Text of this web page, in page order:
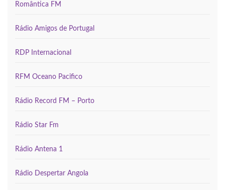
Romântica FM
Rádio Amigos de Portugal
RDP Internacional
RFM Oceano Pacifico
Rádio Record FM – Porto
Rádio Star Fm
Rádio Antena 1
Rádio Despertar Angola